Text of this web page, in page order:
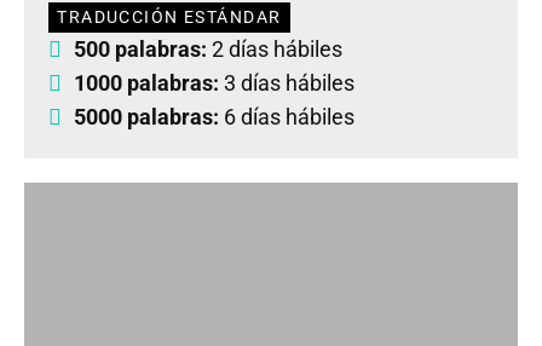
TRADUCCIÓN ESTÁNDAR
500 palabras: 2 días hábiles
1000 palabras: 3 días hábiles
5000 palabras: 6 días hábiles